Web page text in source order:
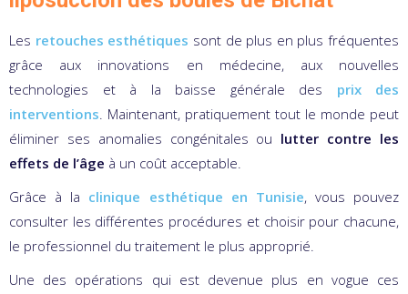
Les retouches esthétiques sont de plus en plus fréquentes
grâce aux innovations en médecine, aux nouvelles
technologies et à la baisse générale des prix des
interventions. Maintenant, pratiquement tout le monde peut
éliminer ses anomalies congénitales ou lutter contre les
effets de l’âge à un coût acceptable.
Grâce à la clinique esthétique en Tunisie, vous pouvez
consulter les différentes procédures et choisir pour chacune,
le professionnel du traitement le plus approprié.
Une des opérations qui est devenue plus en vogue ces